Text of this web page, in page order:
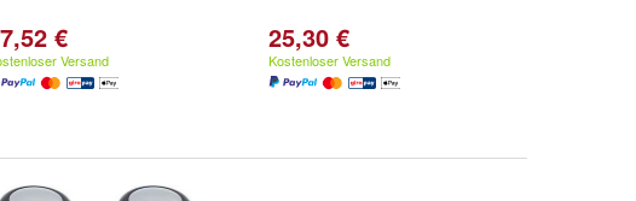
€
Versand
25,30 €
Kostenloser Versand